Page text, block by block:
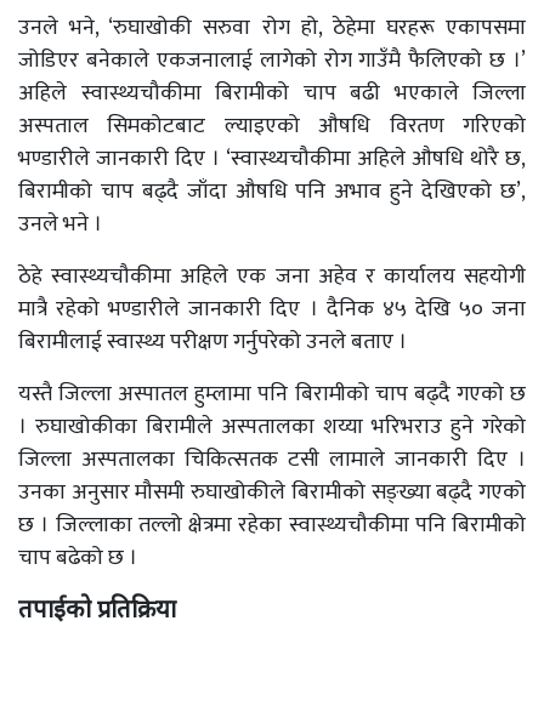
उनले भने, ‘रुघाखोकी सरुवा रोग हो, ठेहेमा घरहरू एकापसमा
जोडिएर बनेकाले एकजनालाई लागेको रोग गाउँमै फैलिएको छ ।’
अहिले स्वास्थ्यचौकीमा बिरामीको चाप बढी भएकाले जिल्ला
अस्पताल सिमकोटबाट ल्याइएको औषधि विरतण गरिएको
भण्डारीले जानकारी दिए । ‘स्वास्थ्यचौकीमा अहिले औषधि थोरै छ,
बिरामीको चाप बढ्दै जाँदा औषधि पनि अभाव हुने देखिएको छ’,
उनले भने ।
ठेहे स्वास्थ्यचौकीमा अहिले एक जना अहेव र कार्यालय सहयोगी
मात्रै रहेको भण्डारीले जानकारी दिए । दैनिक ४५ देखि ५० जना
बिरामीलाई स्वास्थ्य परीक्षण गर्नुपरेको उनले बताए ।
यस्तै जिल्ला अस्पातल हुम्लामा पनि बिरामीको चाप बढ्दै गएको छ
। रुघाखोकीका बिरामीले अस्पतालका शय्या भरिभराउ हुने गरेको
जिल्ला अस्पतालका चिकित्सतक टसी लामाले जानकारी दिए ।
उनका अनुसार मौसमी रुघाखोकीले बिरामीको सङ्ख्या बढ्दै गएको
छ । जिल्लाका तल्लो क्षेत्रमा रहेका स्वास्थ्यचौकीमा पनि बिरामीको
चाप बढेको छ ।
तपाईको प्रतिक्रिया